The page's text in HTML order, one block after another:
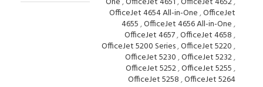
OfficeJet 4654 All-in-One,OfficeJet
4655,OfficeJet 4656 All-in-One,
OfficeJet 4657,OfficeJet 4658,
OfficeJet 5200 Series,OfficeJet 5220,
OfficeJet 5230,OfficeJet 5232,
OfficeJet 5252,OfficeJet 5255,
OfficeJet 5258,OfficeJet 5264